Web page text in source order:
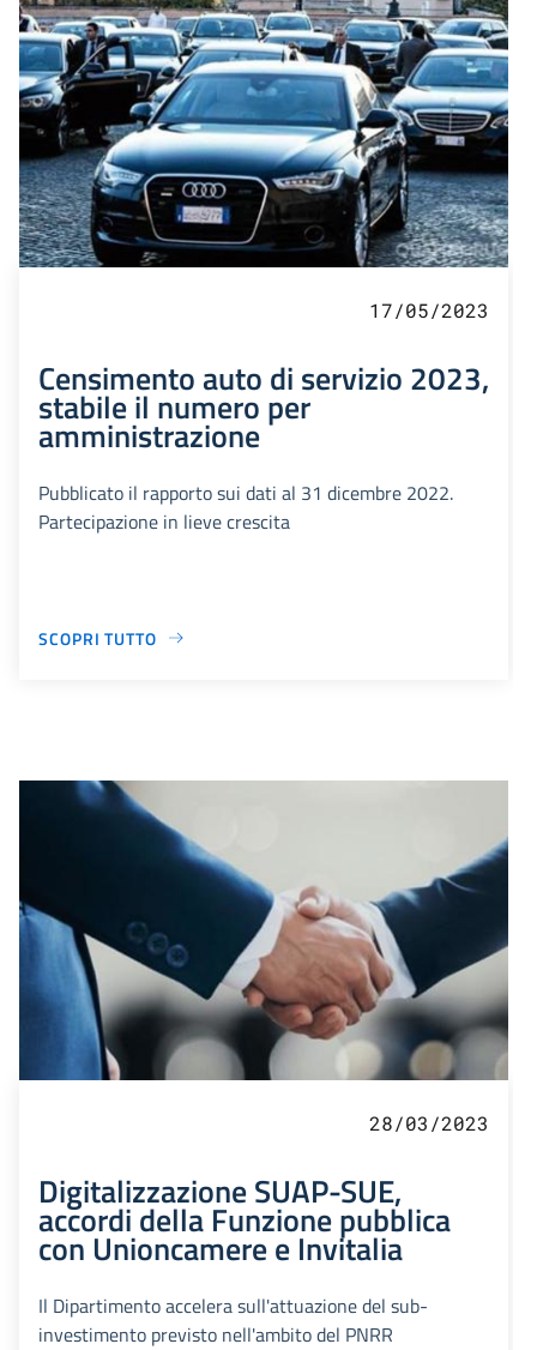
17/05/2023
Censimento auto di servizio 2023,
stabile il numero per
amministrazione
Pubblicato il rapporto sui dati al 31 dicembre 2022.
Partecipazione in lieve crescita
SCOPRI TUTTO
28/03/2023
Digitalizzazione SUAP-SUE,
accordi della Funzione pubblica
con Unioncamere e Invitalia
Il Dipartimento accelera sull'attuazione del sub-
investimento previsto nell'ambito del PNRR